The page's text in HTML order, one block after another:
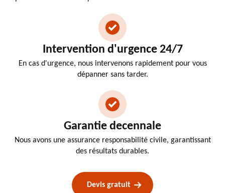
Intervention d'urgence 24/7
En cas d'urgence, nous intervenons rapidement pour vous
dépanner sans tarder.
Garantie decennale
Nous avons une assurance responsabilité civile, garantissant
des résultats durables.
Devis gratuit